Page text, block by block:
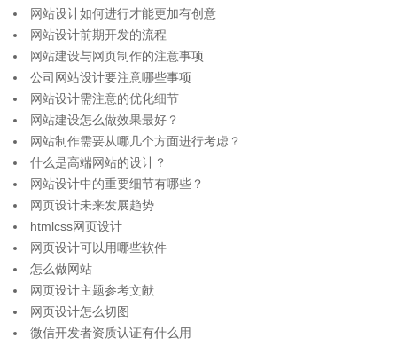
网站设计如何进行才能更加有创意
网站设计前期开发的流程
网站建设与网页制作的注意事项
公司网站设计要注意哪些事项
网站设计需注意的优化细节
网站建设怎么做效果最好？
网站制作需要从哪几个方面进行考虑？
什么是高端网站的设计？
网站设计中的重要细节有哪些？
网页设计未来发展趋势
htmlcss网页设计
网页设计可以用哪些软件
怎么做网站
网页设计主题参考文献
网页设计怎么切图
微信开发者资质认证有什么用